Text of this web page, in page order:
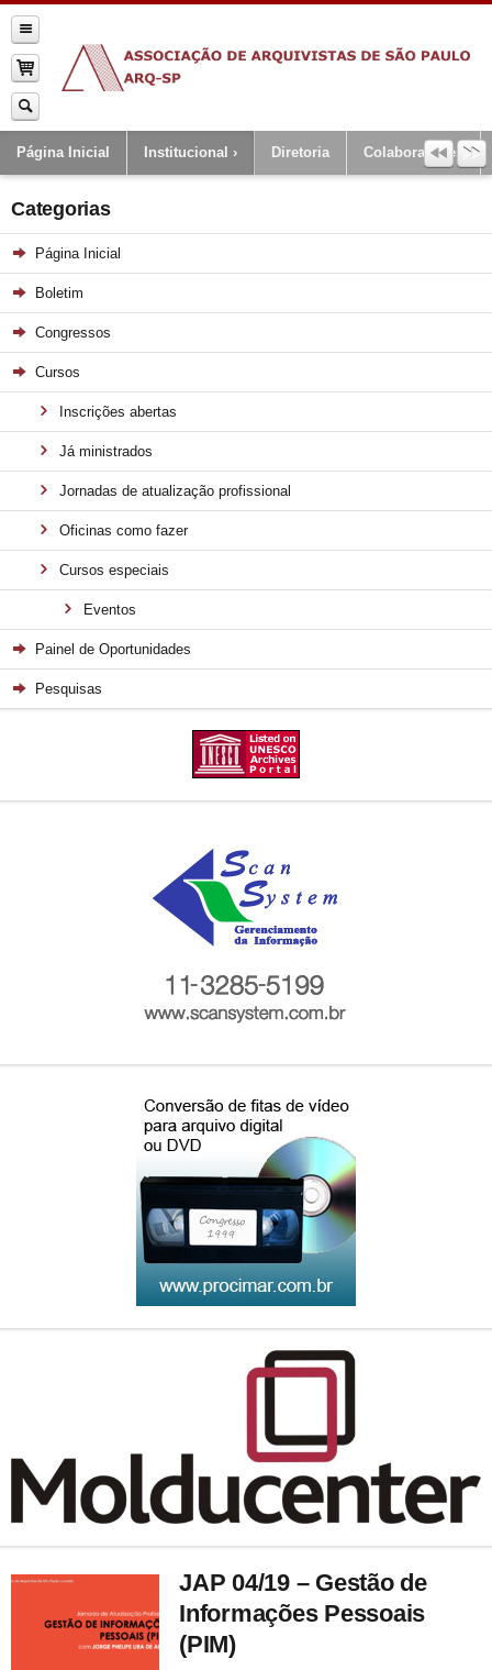
Página Inicial Institucional Diretoria Colaboradores
Categorias
Página Inicial
Boletim
Congressos
Cursos
Inscrições abertas
Já ministrados
Jornadas de atualização profissional
Oficinas como fazer
Cursos especiais
Eventos
Painel de Oportunidades
Pesquisas
JAP 04/19 – Gestão de
Informações Pessoais
(PIM)